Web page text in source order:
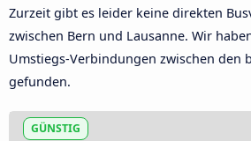
Zurzeit gibt es leider keine direkten
zwischen Bern und Lausanne. Wir
Umstiegs-Verbindungen zwischen den
gefunden.
GÜNSTIG